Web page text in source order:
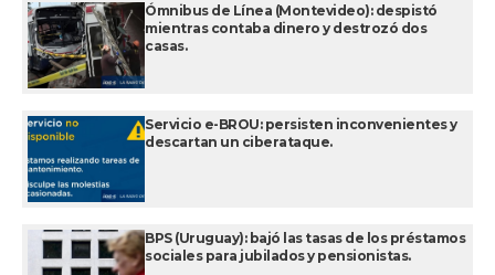
Ómnibus de Línea (Montevideo): despistó
mientras contaba dinero y destrozó dos
casas.
Servicio e-BROU: persisten inconvenientes y
descartan un ciberataque.
BPS (Uruguay): bajó las tasas de los préstamos
sociales para jubilados y pensionistas.